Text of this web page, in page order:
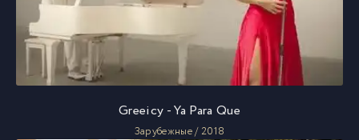
Greeicy - Ya Para Que
Зарубежные / 2018